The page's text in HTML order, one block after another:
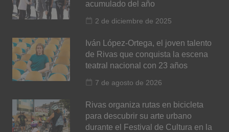
acumulado del año
2 de diciembre de 2025
Iván López-Ortega, el joven talento
de Rivas que conquista la escena
teatral nacional con 23 años
7 de agosto de 2026
Rivas organiza rutas en bicicleta
para descubrir su arte urbano
durante el Festival de Cultura en la